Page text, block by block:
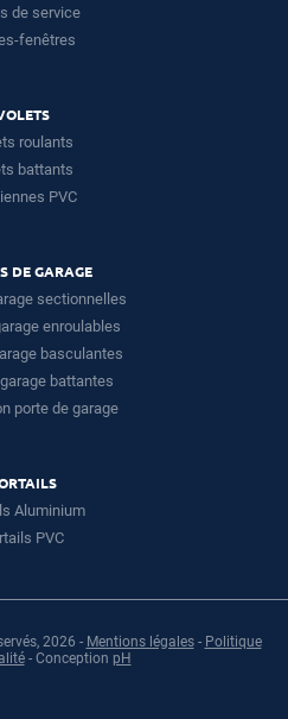
de service
fenêtres
roulants
battants
PVC
DE GARAGE
sectionnelles
enroulables
basculantes
battantes
porte de garage
Aluminium
PVC
2026 - Mentions légales- Politique
- Conception pH